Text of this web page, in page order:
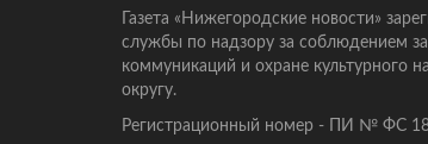
Газета «Нижегородские новости»
службы по надзору за соблюдением
коммуникаций и охране культурного
округу.
Регистрационный номер - ПИ № ФС